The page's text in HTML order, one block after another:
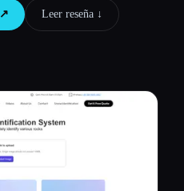
↗︎ Leer reseña ↓︎